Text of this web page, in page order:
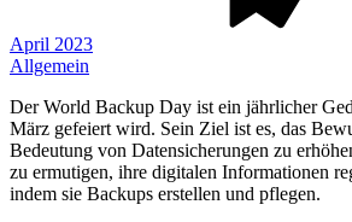
April 2023
Allgemein
Der World Backup Day ist ein jährlicher
März gefeiert wird. Sein Ziel ist es, das
Bedeutung von Datensicherungen zu
zu ermutigen, ihre digitalen Informationen
indem sie Backups erstellen und pflegen.